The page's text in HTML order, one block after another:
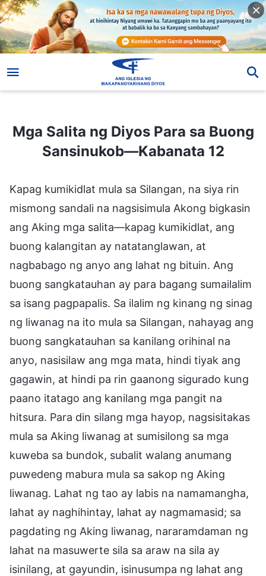
Mga Salita ng Diyos Para sa Buong
Sansinukob—Kabanata 12
Kapag kumikidlat mula sa Silangan, na siya rin
mismong sandali na nagsisimula Akong bigkasin
ang Aking mga salita—kapag kumikidlat, ang
buong kalangitan ay natatanglawan, at
nagbabago ng anyo ang lahat ng bituin. Ang
buong sangkatauhan ay para bagang sumailalim
sa isang pagpapalis. Sa ilalim ng kinang ng sinag
ng liwanag na ito mula sa Silangan, nahayag ang
buong sangkatauhan sa kanilang orihinal na
anyo, nasisilaw ang mga mata, hindi tiyak ang
gagawin, at hindi pa rin gaanong sigurado kung
paano itatago ang kanilang mga pangit na
hitsura. Para din silang mga hayop, nagsisitakas
mula sa Aking liwanag at sumisilong sa mga
kuweba sa bundok, subalit walang anumang
puwedeng mabura mula sa sakop ng Aking
liwanag. Lahat ng tao ay labis na namamangha,
lahat ay naghihintay, lahat ay nagmamasid; sa
pagdating ng Aking liwanag, nararamdaman ng
lahat na masuwerte sila sa araw na sila ay
isinilang, at gayundin, isinusumpa ng lahat ang